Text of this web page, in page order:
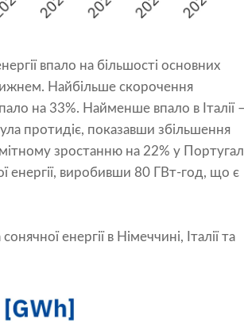
впало на більшості основних
Найбільше скорочення
на 33%. Найменше впало в Італії
протидіє, показавши збільшення
зростанню на 22% у
енергії, виробивши 80 ГВт-год, що є
енергії в Німеччині, Італії та